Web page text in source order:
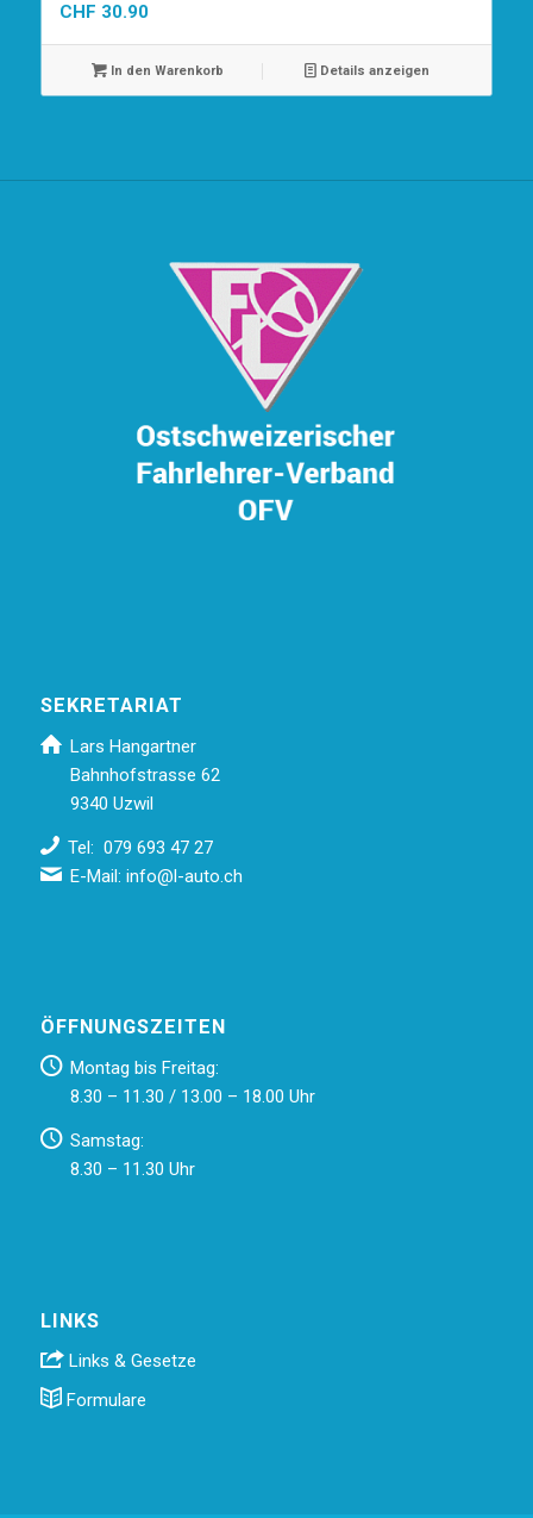
CHF 30.90
In den Warenkorb Details anzeigen
SEKRETARIAT
Lars Hangartner
Bahnhofstrasse 62
9340 Uzwil
Tel: 079 693 47 27
E-Mail:info@l-auto.ch
ÖFFNUNGSZEITEN
Montag bis Freitag:
8.30 – 11.30 / 13.00 – 18.00 Uhr
Samstag:
8.30 – 11.30 Uhr
LINKS
Links & Gesetze
Formulare